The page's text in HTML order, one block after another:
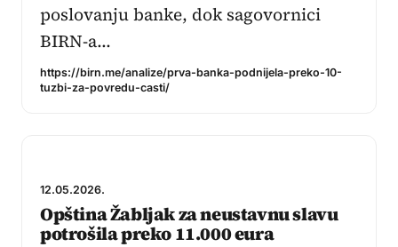
poslovanju banke, dok sagovornici
BIRN-a…
https://birn.me/analize/prva-banka-podnijela-preko-10-
tuzbi-za-povredu-casti/
12.05.2026.
Opština Žabljak za neustavnu slavu
potrošila preko 11.000 eura